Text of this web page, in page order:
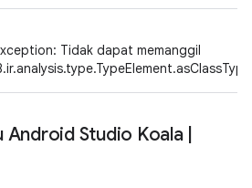
Tidak dapat memanggil
Android Studio Koala